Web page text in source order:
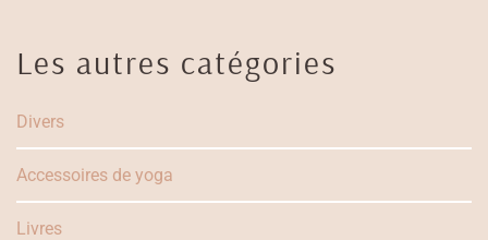
Les autres catégories
Divers
Accessoires de yoga
Livres